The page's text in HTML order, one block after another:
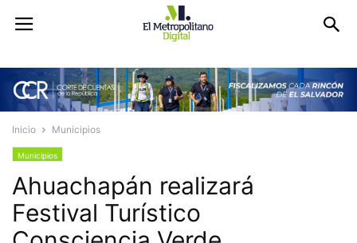
Inicio Municipios
Municipios
Ahuachapán realizará
Festival Turístico